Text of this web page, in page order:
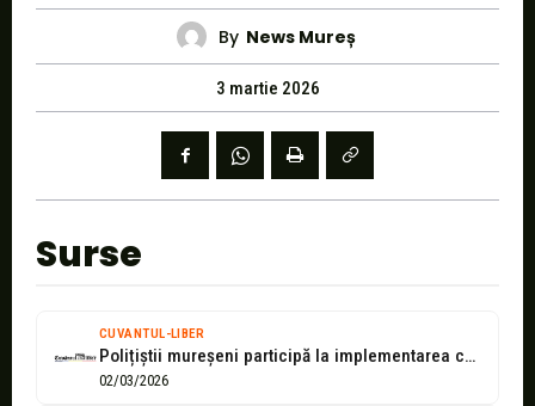
By News Mureș
3 martie 2026
Surse
CUVANTUL-LIBER
Polițiștii mureșeni participă la implementarea campaniei de prevenire a violenței domestice
02/03/2026